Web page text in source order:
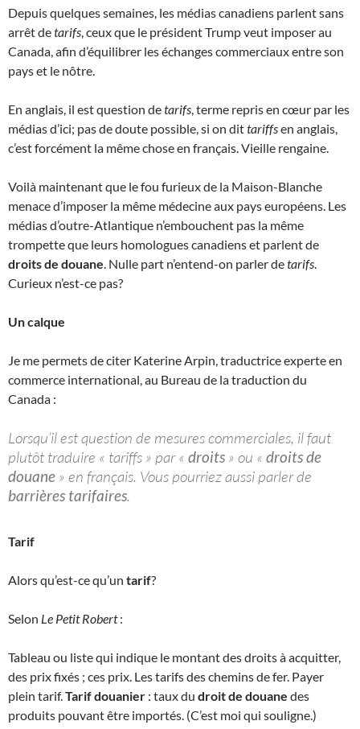
Depuis quelques semaines, les médias canadiens parlent sans
arrêt detarifs, ceux que le président Trump veut imposer au
Canada, afin d’équilibrer les échanges commerciaux entre son
pays et le nôtre.
En anglais, il est question detarifs, terme repris en cœur par les
médias d’ici; pas de doute possible, si on dittariffsen anglais,
c’est forcément la même chose en français. Vieille rengaine.
Voilà maintenant que le fou furieux de la Maison-Blanche
menace d’imposer la même médecine aux pays européens. Les
médias d’outre-Atlantique n’embouchent pas la même
trompette que leurs homologues canadiens et parlent de
droits de douane. Nulle part n’entend-on parler detarifs.
Curieux n’est-ce pas?
Un calque
Je me permets de citer Katerine Arpin, traductrice experte en
commerce international, au Bureau de la traduction du
Canada :
Lorsqu’il est question de mesures commerciales, il faut
plutôt traduire « tariffs » par « droits » ou « droits de
douane » en français. Vous pourriez aussi parler de
barrières tarifaires.
Tarif
Alors qu’est-ce qu’un tarif?
Selon Le Petit Robert:
Tableau ou liste qui indique le montant des droits à acquitter,
des prix fixés ; ces prix. Les tarifs des chemins de fer. Payer
plein tarif.Tarif douanier : taux du droit de douane des
produits pouvant être importés. (C’est moi qui souligne.)